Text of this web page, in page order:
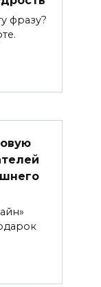
фразу?